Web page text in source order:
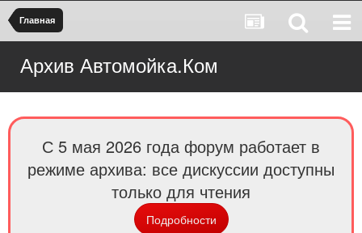
Главная
Архив Автомойка.Ком
С 5 мая 2026 года форум работает в
режиме архива: все дискуссии доступны
только для чтения
Подробности